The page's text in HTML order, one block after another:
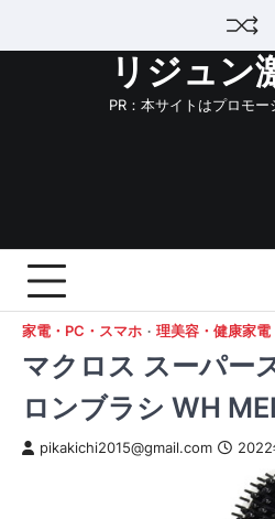
リジュン
PR：本サイトはプロモ
家電・PC・スマホ 理美容・健康家電
マクロス スーパー
ロンブラシ WH
pikakichi2015@gmail.com 2022